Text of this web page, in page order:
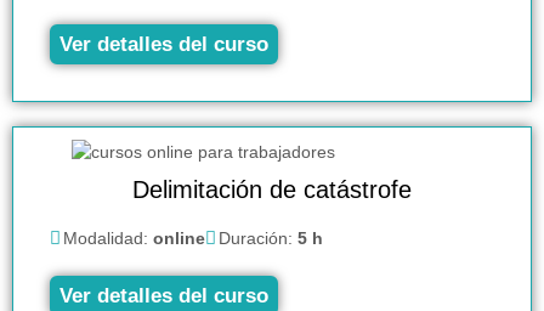
Ver detalles del curso
Delimitación de catástrofe
Modalidad: online Duración: 5 h
Ver detalles del curso